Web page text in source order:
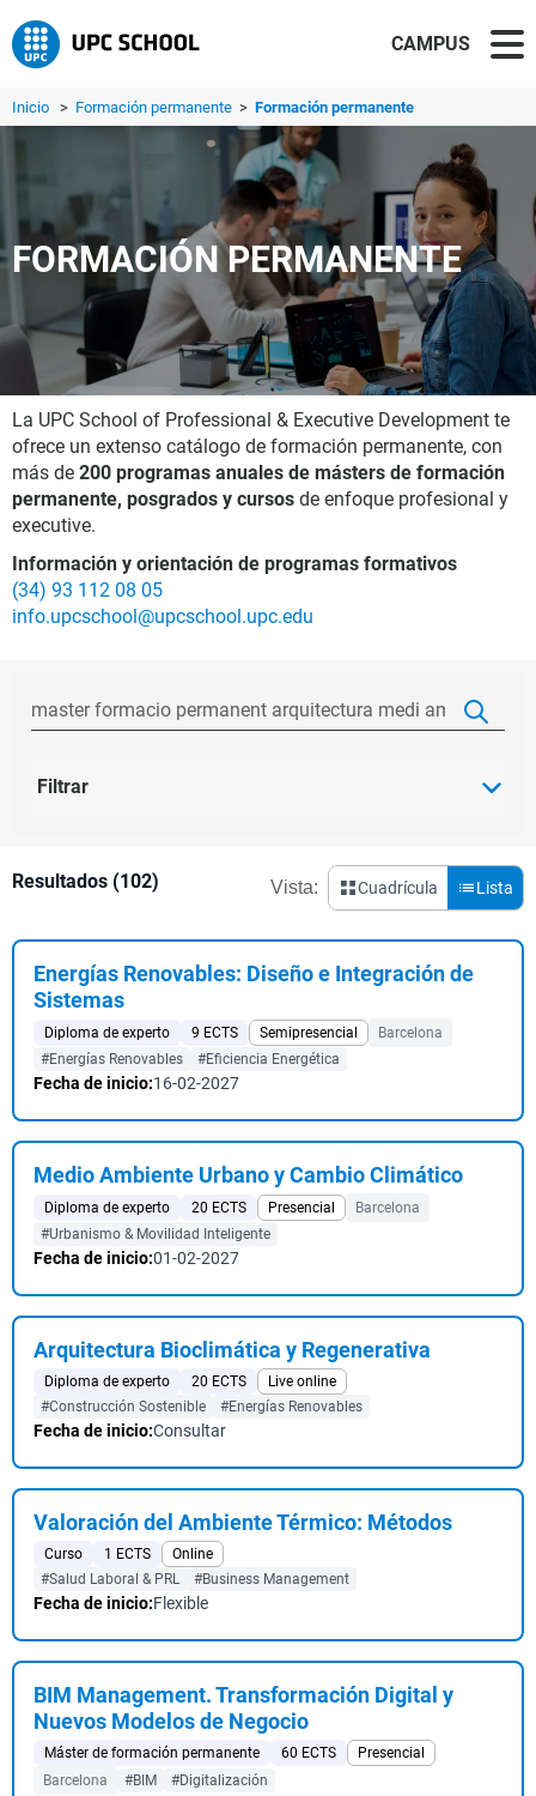
CAMPUS
Inicio > Formación permanente > Formación permanente
FORMACIÓN PERMANENTE
La UPC School of Professional & Executive Development te
ofrece un extenso catálogo de formación permanente, con
más de 200 programas anuales de másters de formación
permanente, posgrados y cursos de enfoque profesional y
executive.
Información y orientación de programas formativos
(34) 93 112 08 05
info.upcschool@upcschool.upc.edu
Filtrar
Resultados (102) Vista: Cuadrícula Lista
Energías Renovables: Diseño e Integración de
Sistemas
Diploma de experto 9 ECTS Semipresencial
Barcelona
#Energías Renovables
#Eficiencia Energética
Fecha de inicio:16-02-2027
Medio Ambiente Urbano y Cambio Climático
Diploma de experto 20 ECTS Presencial
Barcelona
#Urbanismo & Movilidad Inteligente
Fecha de inicio:01-02-2027
Arquitectura Bioclimática y Regenerativa
Diploma de experto 20 ECTS
Live online
#Construcción Sostenible
#Energías Renovables
Fecha de inicio:Consultar
Valoración del Ambiente Térmico: Métodos
Curso 1 ECTS
Online
#Salud Laboral & PRL
#Business Management
Fecha de inicio:Flexible
BIM Management. Transformación Digital y
Nuevos Modelos de Negocio
Máster de formación permanente 60 ECTS
Presencial
Barcelona
#BIM #Digitalización